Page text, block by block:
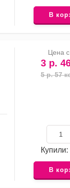
В
Цена
3 р.
5 р. 57
Купили:
В